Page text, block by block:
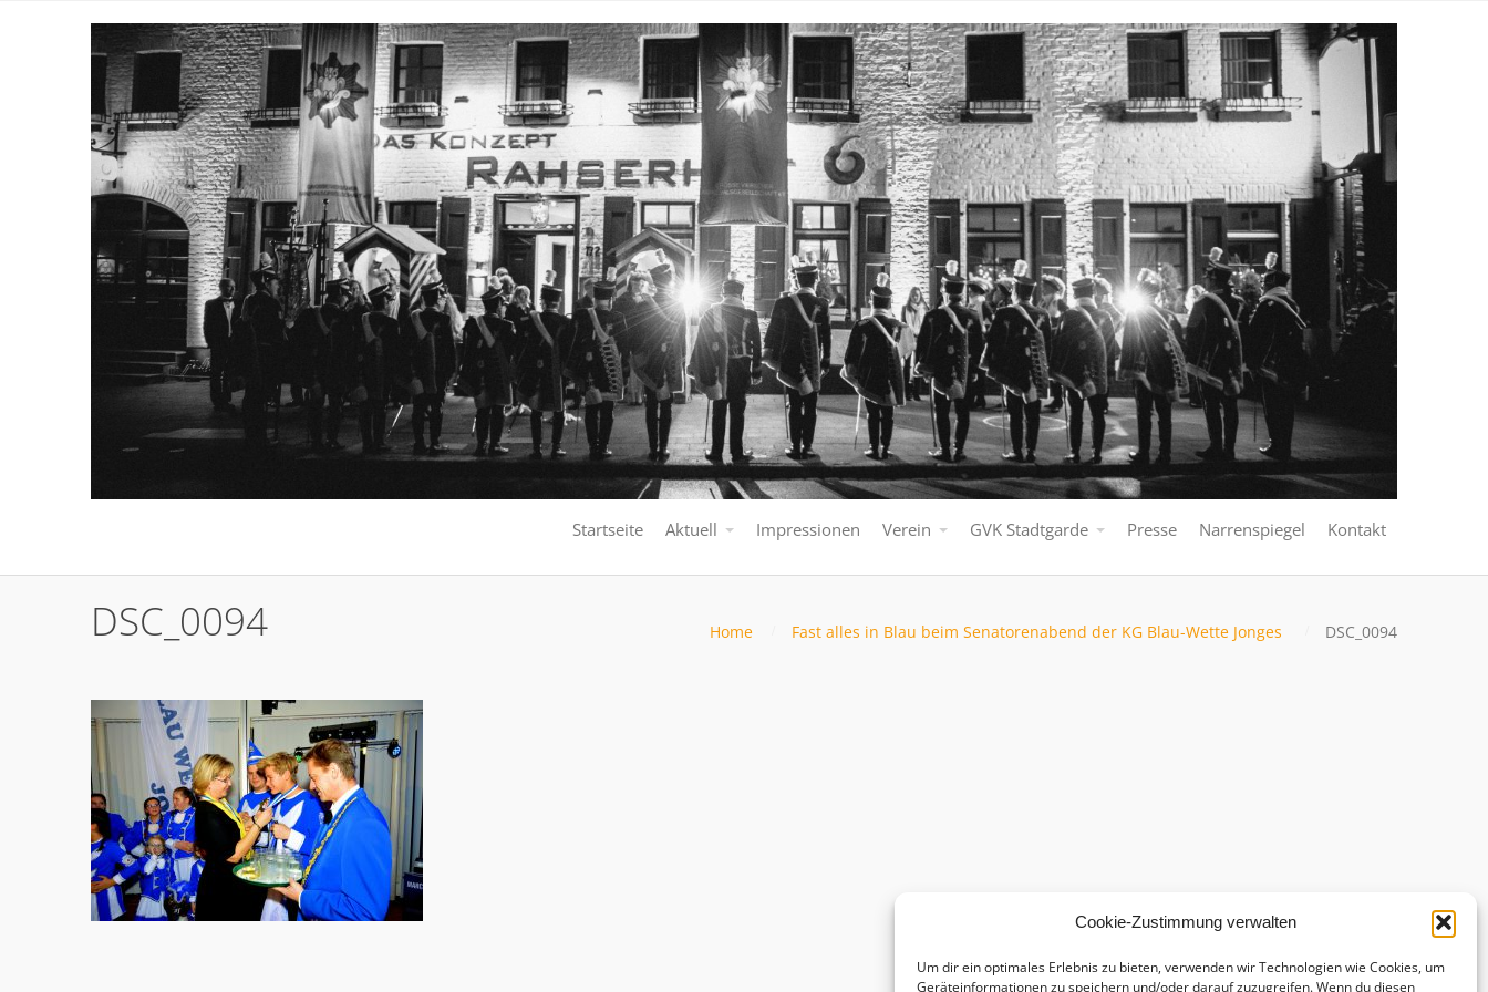
Cookie-Zustimmung verwalten
Um dir ein optimales Erlebnis zu bieten, verwenden wir Technologien wie Cookies, um
Geräteinformationen zu speichern und/oder darauf zuzugreifen. Wenn du diesen
Startseite Aktuell Impressionen Verein GVK Stadtgarde Presse Narrenspiegel Kontakt
DSC_0094 Home Fast alles in Blau beim Senatorenabend der KG Blau-Wette Jonges DSC_0094